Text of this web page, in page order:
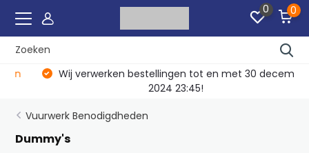
0 0
Wij verwerken bestellingen tot en met 30 december
2024 23:45!
Vuurwerk Benodigdheden
Dummy's